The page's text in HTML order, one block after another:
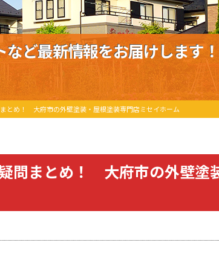
ど最新情報をお届けします！
まとめ！ 大府市の外壁塗装・屋根塗装専門店ミセイホーム
問まとめ！ 大府市の外壁塗